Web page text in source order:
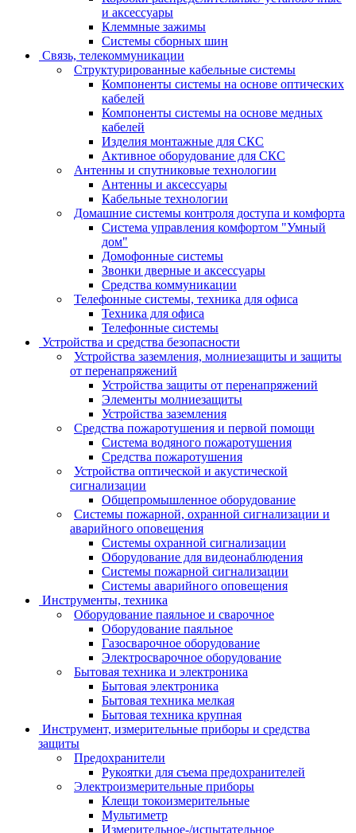
и аксессуары
Клеммные зажимы
Системы сборных шин
Связь, телекоммуникации
Структурированные кабельные системы
Компоненты системы на основе оптических
кабелей
Компоненты системы на основе медных
кабелей
Изделия монтажные для СКС
Активное оборудование для СКС
Антенны и спутниковые технологии
Антенны и аксессуары
Кабельные технологии
Домашние системы контроля доступа и комфорта
Система управления комфортом "Умный
дом"
Домофонные системы
Звонки дверные и аксессуары
Средства коммуникации
Телефонные системы, техника для офиса
Техника для офиса
Телефонные системы
Устройства и средства безопасности
Устройства заземления, молниезащиты и защиты
от перенапряжений
Устройства защиты от перенапряжений
Элементы молниезащиты
Устройства заземления
Средства пожаротушения и первой помощи
Система водяного пожаротушения
Средства пожаротушения
Устройства оптической и акустической
сигнализации
Общепромышленное оборудование
Системы пожарной, охранной сигнализации и
аварийного оповещения
Системы охранной сигнализации
Оборудование для видеонаблюдения
Системы пожарной сигнализации
Системы аварийного оповещения
Инструменты, техника
Оборудование паяльное и сварочное
Оборудование паяльное
Газосварочное оборудование
Электросварочное оборудование
Бытовая техника и электроника
Бытовая электроника
Бытовая техника мелкая
Бытовая техника крупная
Инструмент, измерительные приборы и средства
защиты
Предохранители
Рукоятки для съема предохранителей
Электроизмерительные приборы
Клещи токоизмерительные
Мультиметр
Измерительное-/испытательное